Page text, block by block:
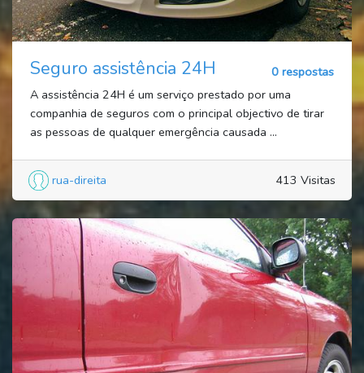
Seguro assistência 24H
0 respostas
A assistência 24H é um serviço prestado por uma
companhia de seguros com o principal objectivo de tirar
as pessoas de qualquer emergência causada ...
rua-direita 413 Visitas